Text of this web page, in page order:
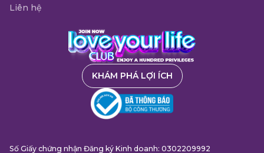
Liên hệ
KHÁM PHÁ LỢI ÍCH
Số Giấy chứng nhận Đăng ký Kinh doanh: 0302209992